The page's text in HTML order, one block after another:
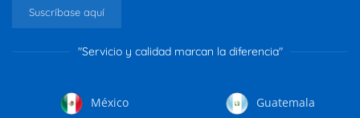
Suscríbase aquí
"Servicio y calidad marcan la diferencia"
México Guatemala